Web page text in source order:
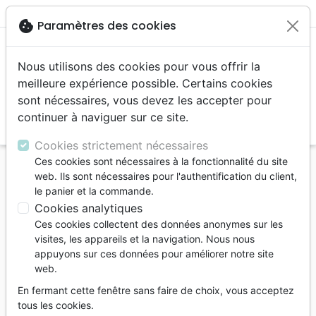
menu
Accueil Livres Edification
Croissance spirituelle
Que les nations se réjouissent ! - L'adoration, la
prière et la souffrance dans la mission - Les 100
meilleures pages du classiq
Que les nations se réjouissent !
L'adoration, la prière et la souffrance
dans la mission Les 100 meilleures pages
du classique de John Piper
cookie Paramètres des cookies
Nous utilisons des cookies pour vous offrir la
meilleure expérience possible. Certains cookies
sont nécessaires, vous devez les accepter pour
continuer à naviguer sur ce site.
Cookies strictement nécessaires
Ces cookies sont nécessaires à la fonctionnalité du site
web. Ils sont nécessaires pour l'authentification du client,
le panier et la commande.
Cookies analytiques
Ces cookies collectent des données anonymes sur les
visites, les appareils et la navigation. Nous nous
appuyons sur ces données pour améliorer notre site
web.
En fermant cette fenêtre sans faire de choix, vous acceptez
tous les cookies.